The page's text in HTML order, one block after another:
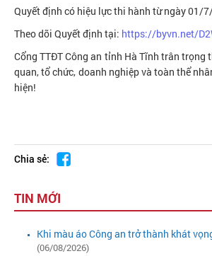
Quyết định có hiệu lực thi hành từ ngày 01/
Theo dõi Quyết định tại: https://byvn.net/
Cổng TTĐT Công an tỉnh Hà Tĩnh trân trọng
quan, tổ chức, doanh nghiệp và toàn thể
hiện!
Chia sẻ:
TIN MỚI
Khi màu áo Công an trở thành khát
(06/08/2026)